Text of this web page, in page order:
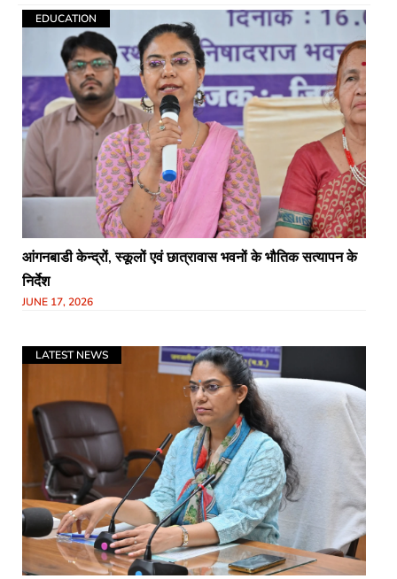
EDUCATION
आंगनबाडी केन्द्रों, स्कूलों एवं छात्रावास भवनों के भौतिक सत्यापन के
निर्देश
JUNE 17, 2026
LATEST NEWS